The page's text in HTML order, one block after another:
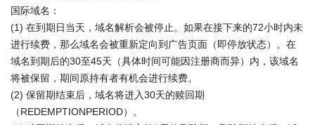
国际域名：
(1) 在到期日当天，域名解析会被停止。如果在接下来的72小时内未
进行续费，那么域名会被重新定向到广告页面（即停放状态）。在
域名到期后的30至45天（具体时间可能因注册商而异）内，该域名
将被保留，期间原持有者有机会进行续费。
(2) 保留期结束后，域名将进入30天的赎回期
（REDEMPTIONPERIOD）。